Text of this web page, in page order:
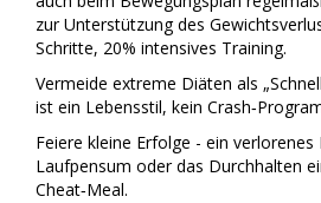
zur Unterstützung des
Schritte, 20% intensives Training.
Vermeide extreme Diäten als
ist ein Lebensstil, kein
Feiere kleine Erfolge - ein verlorenes
Laufpensum oder das Durchhalten
Cheat‑Meal.